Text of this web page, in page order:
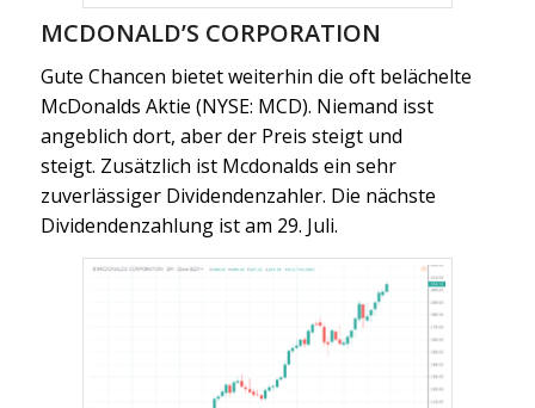
MCDONALD’S CORPORATION
Gute Chancen bietet weiterhin die oft belächelte
McDonalds Aktie (NYSE: MCD). Niemand isst
angeblich dort, aber der Preis steigt und
steigt. Zusätzlich ist Mcdonalds ein sehr
zuverlässiger Dividendenzahler. Die nächste
Dividendenzahlung ist am 29. Juli.